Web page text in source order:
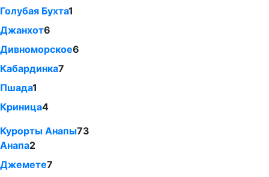
Голубая Бухта1
Джанхот6
Дивноморское6
Кабардинка7
Пшада1
Криница4
Курорты Анапы73
Анапа2
Джемете7